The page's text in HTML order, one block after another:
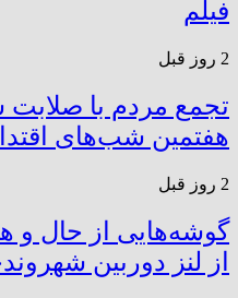
فیلم
2 روز قبل
تجمع مردم با صلابت
هفتمین شب‌های
2 روز قبل
گوشه‌هایی از حال و
از لنز دوربین